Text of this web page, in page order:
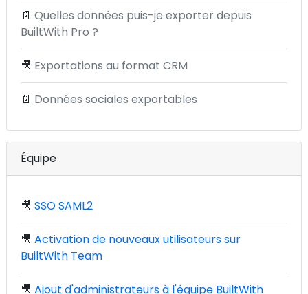
📄 Quelles données puis-je exporter depuis
BuiltWith Pro ?
🎥 Exportations au format CRM
📄 Données sociales exportables
Équipe
🎥 SSO SAML2
🎥 Activation de nouveaux utilisateurs sur
BuiltWith Team
🎥 Ajout d'administrateurs à l'équipe BuiltWith